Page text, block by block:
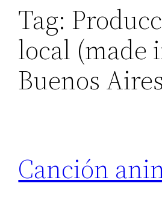
Tag:
local (made
Buenos
Canción